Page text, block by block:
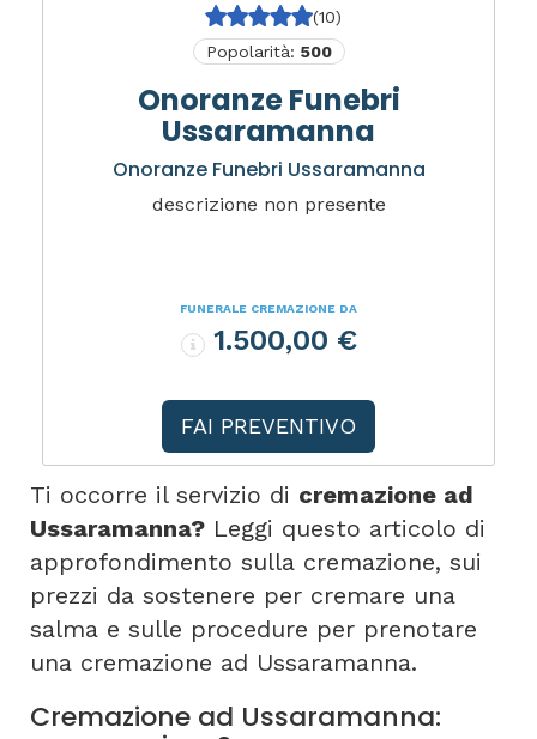
(10)
Popolarità: 500
Onoranze Funebri
Ussaramanna
Onoranze Funebri Ussaramanna
descrizione non presente
FUNERALE CREMAZIONE DA
1.500,00 €
FAI PREVENTIVO
Ti occorre il servizio di cremazione ad
Ussaramanna? Leggi questo articolo di
approfondimento sulla cremazione, sui
prezzi da sostenere per cremare una
salma e sulle procedure per prenotare
una cremazione ad Ussaramanna.
Cremazione ad Ussaramanna: